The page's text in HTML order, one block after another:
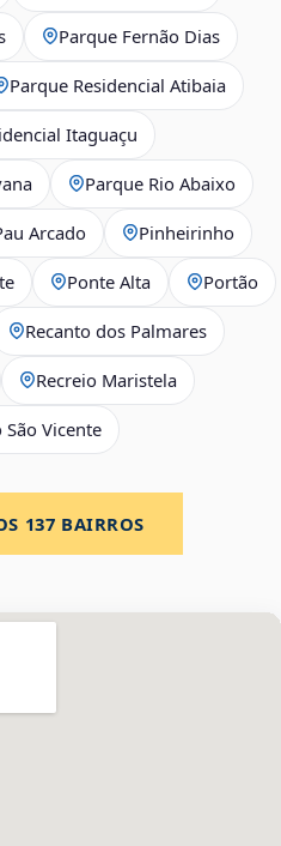
Parque Fernão Dias
Parque Residencial Atibaia
Itaguaçu
Parque Rio Abaixo
Arcado Pinheirinho
Ponte Alta Portão
Recanto dos Palmares
Recreio Maristela
São Vicente
137 BAIRROS